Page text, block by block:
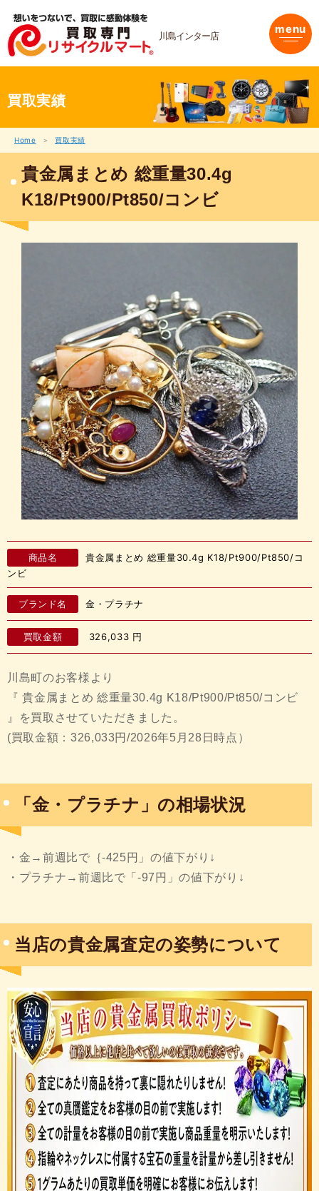
ス
川島インター店 menu
買取実績
Home 買取実績
貴金属まとめ 総重量30.4g
K18/Pt900/Pt850/コンビ
商品名
貴金属まとめ 総重量30.4g K18/Pt900/Pt850/コ
ンビ
ブランド名 金・プラチナ
買取金額 326,033 円
川島町のお客様より
『 貴金属まとめ 総重量30.4g K18/Pt900/Pt850/コンビ
』を買取させていただきました。
(買取金額：326,033円/2026年5月28日時点）
「金・プラチナ」の相場状況
・金→前週比で｛-425円」の値下がり↓
・プラチナ→前週比で「-97円」の値下がり↓
当店の貴金属査定の姿勢について